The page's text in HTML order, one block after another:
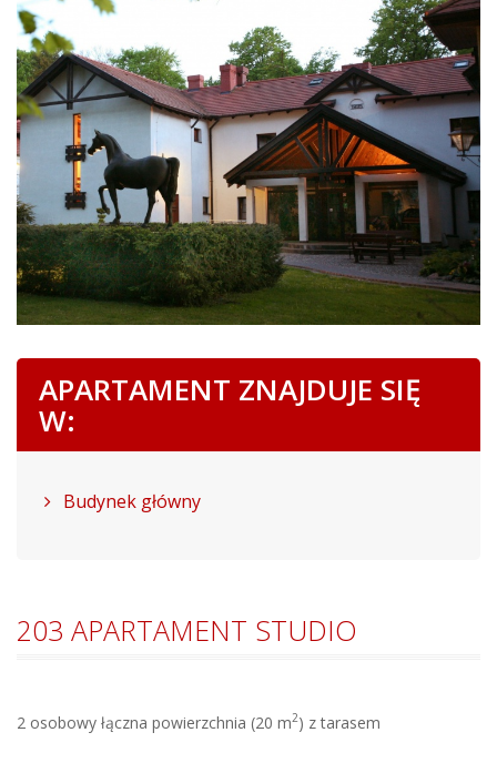
APARTAMENT ZNAJDUJE SIĘ
W:
Budynek główny
203 APARTAMENT STUDIO
2 osobowy łączna powierzchnia (20 m2) z tarasem